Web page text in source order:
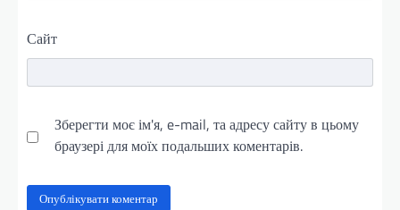
Сайт
Зберегти моє ім'я, e-mail, та адресу сайту в цьому
браузері для моїх подальших коментарів.